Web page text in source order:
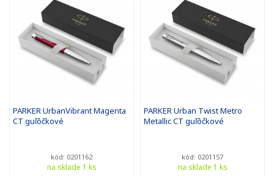
PARKER UrbanVibrant Magenta
CT guľôčkové
kód: 0201162
na sklade 1 ks
PARKER Urban Twist Metro
Metallic CT guľôčkové
kód: 0201157
na sklade 1 ks